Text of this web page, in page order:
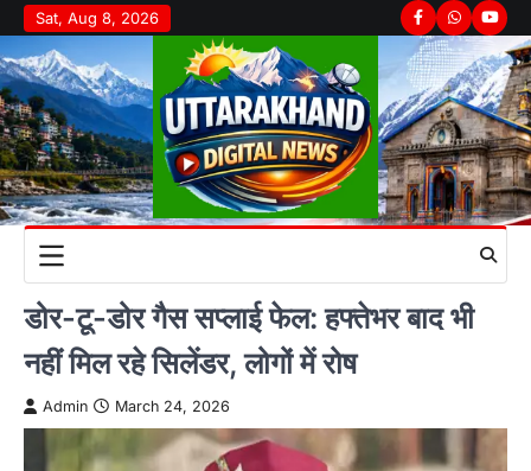
Skip
to
content
Sat, Aug 8, 2026 Facebook
Whatsapp
डोर-टू-डोर गैस सप्लाई फेल: हफ्तेभर बाद भी
नहीं मिल रहे सिलेंडर, लोगों में रोष
Admin March 24, 2026